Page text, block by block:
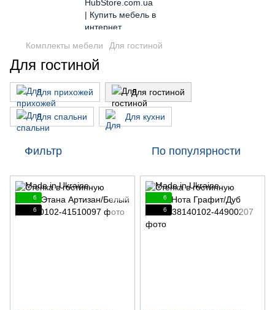
Комплекты мебели Для гостиной
Для гостиной
Для прихожей Для гостиной
Для спальни Для кухни
Фильтр По популярности
6
6
6
6